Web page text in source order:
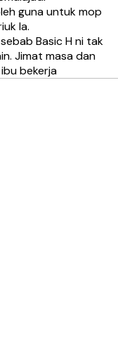
guna untuk mop
la.
Basic H ni tak
Jimat masa dan
bekerja